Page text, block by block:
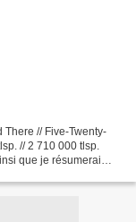
// Five-Twenty-
// 2 710 000 tlsp.
que je résumerai